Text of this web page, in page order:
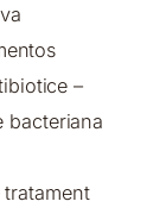
–
bacteriana